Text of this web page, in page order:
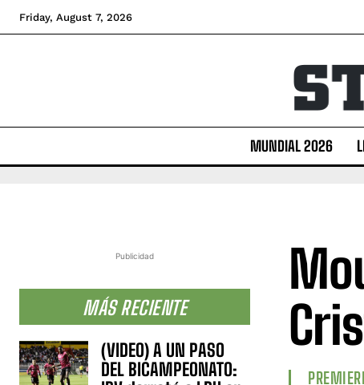
Friday, August 7, 2026
MUNDIAL 2026
Publicidad
MÁS RECIENTE
(VIDEO) A UN PASO
DEL BICAMPEONATO: